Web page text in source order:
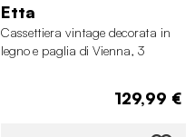
Etta
Cassettiera vintage decorata in
legno e paglia di Vienna, 3
129,99 €